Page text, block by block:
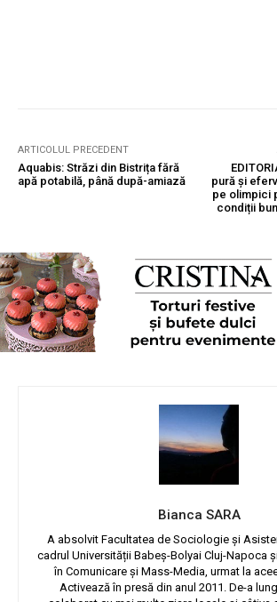
ARTICOLUL PRECEDENT
Aquabis: Străzi din Bistrița fără
apă potabilă, până după-amiază
pură și
pe olimpici
condiții
Bianca SARA
A absolvit Facultatea de Sociologie și
cadrul Universității Babeș-Bolyai Cluj-Napoca
în Comunicare și Mass-Media, urmat la
Activează în presă din anul 2011. De-a